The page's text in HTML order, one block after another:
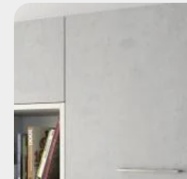
Efecto madera